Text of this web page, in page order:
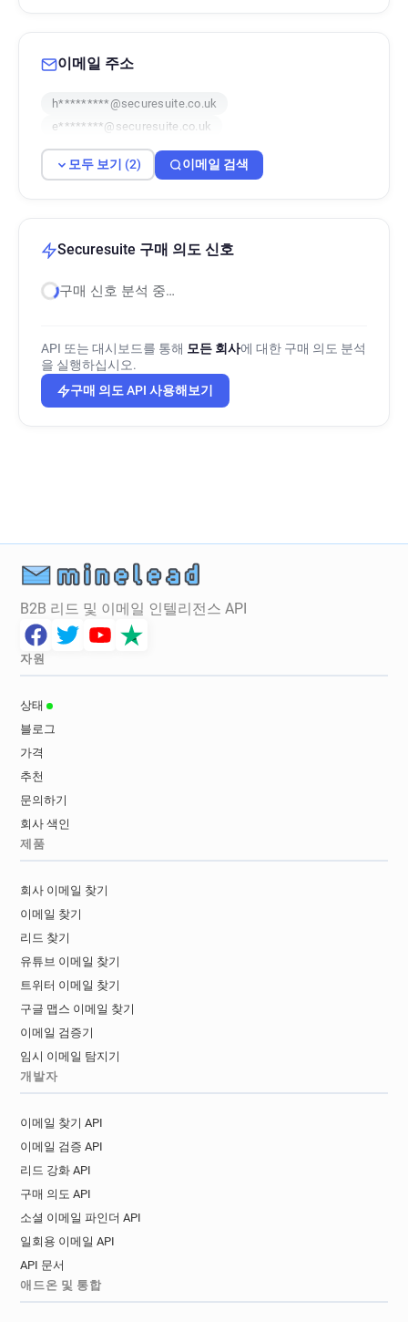
이메일 주소
h*********@securesuite.co.uk
e********@securesuite.co.uk
모두 보기 (2) 이메일 검색
Securesuite 구매 의도 신호
구매 신호 분석 중…
API 또는 대시보드를 통해 모든 회사에 대한 구매 의도 분석
을 실행하십시오.
구매 의도 API 사용해보기
B2B 리드 및 이메일 인텔리전스 API
자원
상태
블로그
가격
추천
문의하기
회사 색인
제품
회사 이메일 찾기
이메일 찾기
리드 찾기
유튜브 이메일 찾기
트위터 이메일 찾기
구글 맵스 이메일 찾기
이메일 검증기
임시 이메일 탐지기
개발자
이메일 찾기 API
이메일 검증 API
리드 강화 API
구매 의도 API
소셜 이메일 파인더 API
일회용 이메일 API
API 문서
애드온 및 통합